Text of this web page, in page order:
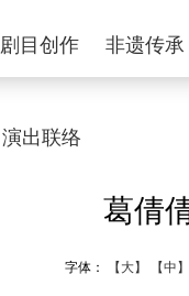
剧目创作 非遗传承
演出联络
葛倩
字体： 【大】 【中】